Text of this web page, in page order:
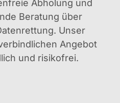
Abholung und
Beratung über
Unser
Angebot
und risikofrei.